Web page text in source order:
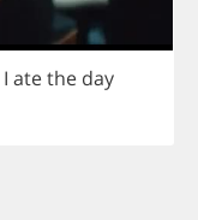
I atethe day